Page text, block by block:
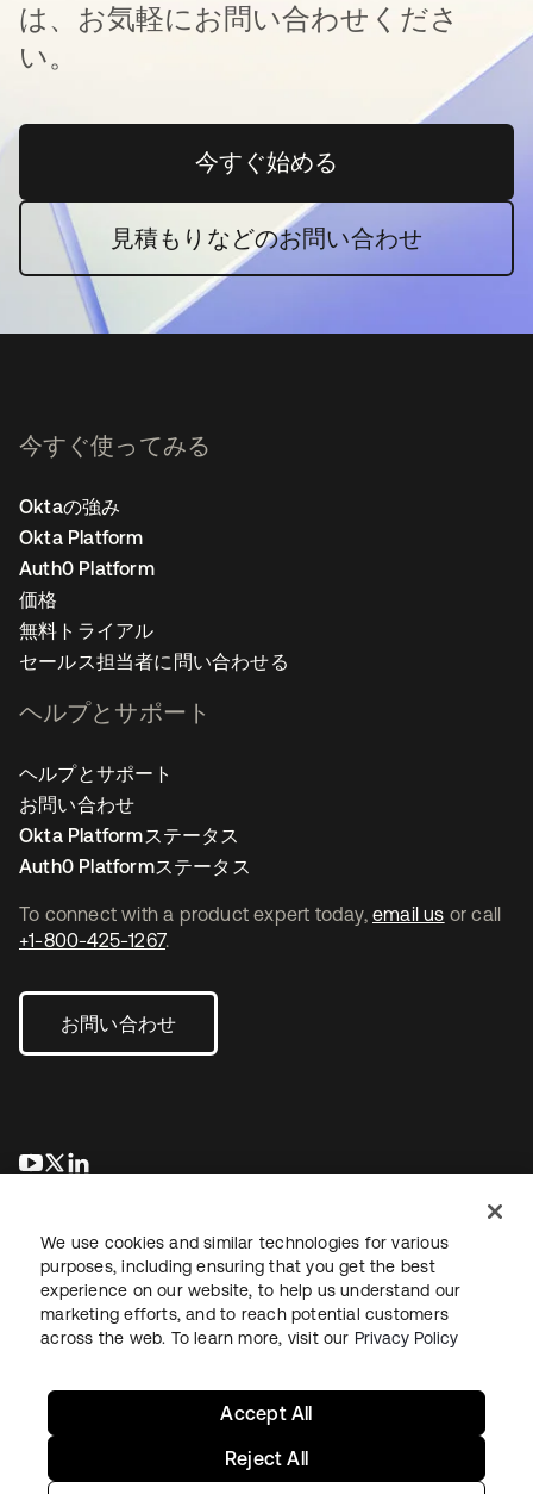
は、お気軽にお問い合わせくださ
い。
今すぐ始める新しいタブで開く
見積もりなどのお問い合わせ
To connect with a product expert today, email us or call
+1-800-425-1267.
お問い合わせ
新しいタブで開く
新しいタブで開く
今すぐ使ってみる
Oktaの強み
Okta Platform
Auth0 Platform
価格
無料トライアル
セールス担当者に問い合わせる
ヘルプとサポート
ヘルプとサポート
お問い合わせ
Okta Platformステータス
Auth0 Platformステータス
法務プライバシーポリシーサイト利用規約セキュリティ
We use cookies and similar technologies for various
purposes, including ensuring that you get the best
experience on our website, to help us understand our
marketing efforts, and to reach potential customers
across the web. To learn more, visit our Privacy Policy
Reject All
Accept All